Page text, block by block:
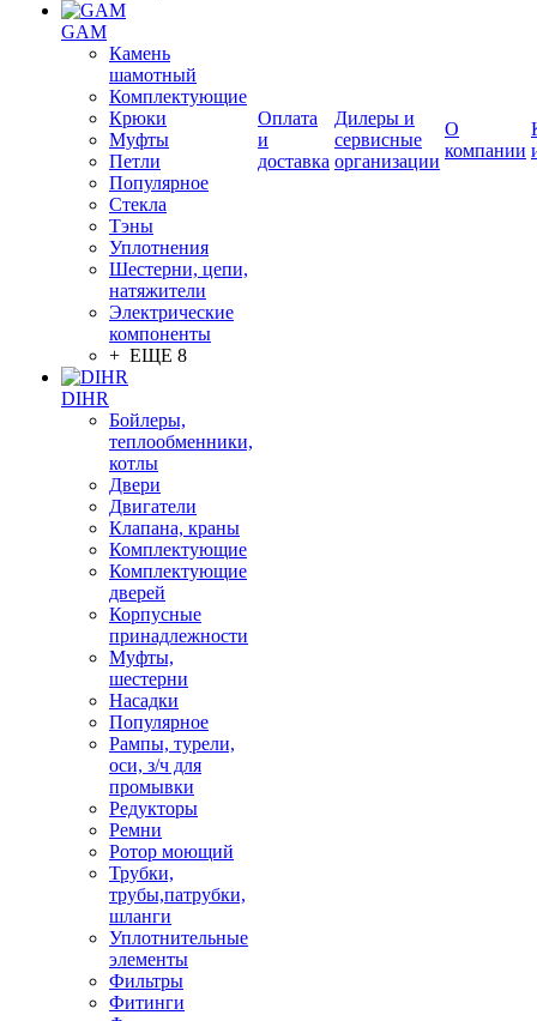
GAM
Камень
шамотный
Комплектующие
Крюки
Муфты
Петли
Популярное
Стекла
Тэны
Уплотнения
Шестерни, цепи,
натяжители
Электрические
компоненты
+ ЕЩЕ 8
DIHR
Бойлеры,
теплообменники,
котлы
Двери
Двигатели
Клапана, краны
Комплектующие
Комплектующие
дверей
Корпусные
принадлежности
Муфты,
шестерни
Насадки
Популярное
Рампы, турели,
оси, з/ч для
промывки
Редукторы
Ремни
Ротор моющий
Трубки,
трубы,патрубки,
шланги
Уплотнительные
элементы
Фильтры
Фитинги
Оплата
и
доставка
Дилеры и
сервисные
организации
О
компании